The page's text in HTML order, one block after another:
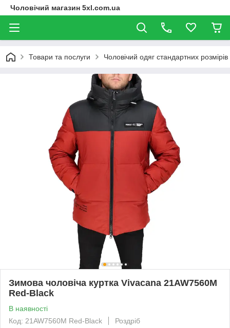
Чоловічий магазин 5xl.com.ua
Товари та послуги Чоловічий одяг стандартних розмірів
Зимова чоловіча куртка Vivacana 21AW7560M
Red-Black
В наявності
Код: 21AW7560M Red-Black
Роздріб